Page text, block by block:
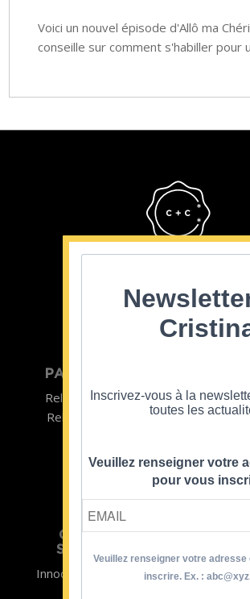
Voici un nouvel épisode d'Allô ma
conseille sur comment s'habiller pour
PARTICULIER
Relooking homme
Relooking femme
CRISTINA
SOUTIENT
Innocence en Danger
Inscrivez-vous à la
toutes les
Veuillez renseigner votre
pour vous
Veuillez renseigner votre adresse
inscrire. Ex. :